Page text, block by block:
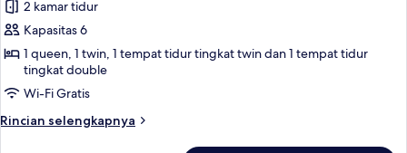
untuk
FAMILY
TWO
BEDROOM
W/KITCHEN
2 kamar tidur
Kapasitas 6
1 queen, 1 twin, 1 tempat tidur tingkat twin dan 1 tempat tidur
tingkat double
Wi-Fi Gratis
Rincian selengkapnya
Rincian